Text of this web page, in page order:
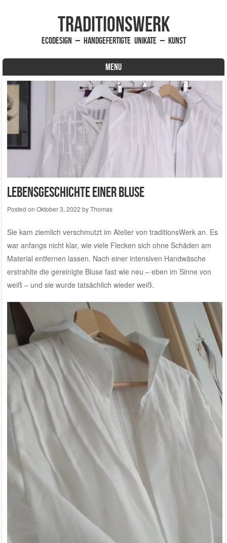
traditionsWerk
EcoDesign – handgefertigte Unikate – Kunst
MENU
Skip to content
Lebensgeschichte einer Bluse
Posted on Oktober 3, 2022 byThomas
Sie kam ziemlich verschmutzt im Atelier von traditionsWerk an. Es
war anfangs nicht klar, wie viele Flecken sich ohne Schäden am
Material entfernen lassen. Nach einer intensiven Handwäsche
erstrahlte die gereinigte Bluse fast wie neu – eben im Sinne von
weiß – und sie wurde tatsächlich wieder weiß.